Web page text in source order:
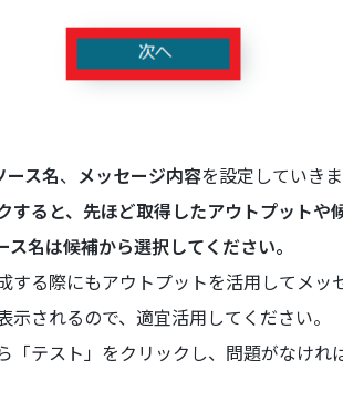
ース名、 メッセージ内容を設定していき
すると、先ほど取得したアウトプットや
ス名は候補から選択してください。
する際にもアウトプットを活用してメ
示されるので、適宜活用してください。
「テスト」をクリックし、問題がなけ